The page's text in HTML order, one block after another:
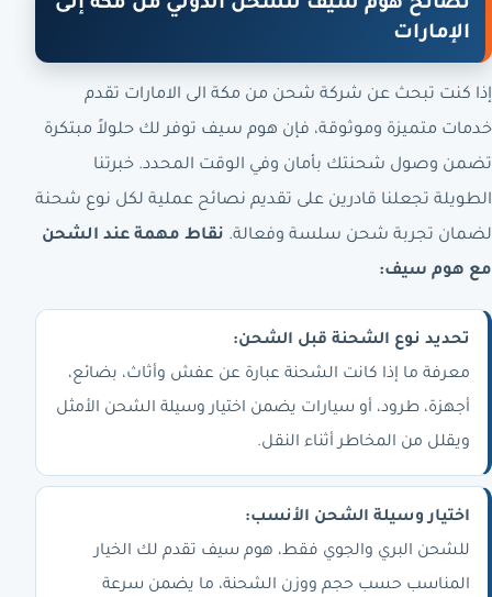
نصائح هوم سيف للشحن الدولي من مكة إلى
الإمارات
إذا كنت تبحث عن شركة شحن من مكة الى الامارات تقدم
خدمات متميزة وموثوقة، فإن هوم سيف توفر لك حلولاً مبتكرة
تضمن وصول شحنتك بأمان وفي الوقت المحدد. خبرتنا
الطويلة تجعلنا قادرين على تقديم نصائح عملية لكل نوع شحنة
لضمان تجربة شحن سلسة وفعالة. نقاط مهمة عند الشحن
مع هوم سيف:
تحديد نوع الشحنة قبل الشحن:
معرفة ما إذا كانت الشحنة عبارة عن عفش وأثاث، بضائع،
أجهزة، طرود، أو سيارات يضمن اختيار وسيلة الشحن الأمثل
ويقلل من المخاطر أثناء النقل.
اختيار وسيلة الشحن الأنسب:
للشحن البري والجوي فقط، هوم سيف تقدم لك الخيار
المناسب حسب حجم ووزن الشحنة، ما يضمن سرعة